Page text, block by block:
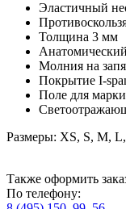
Эластичный
Толщина 3 мм
Молния на
Покрытие I-
Поле для
Размеры: XS, S, M,
Также оформить
По телефону: